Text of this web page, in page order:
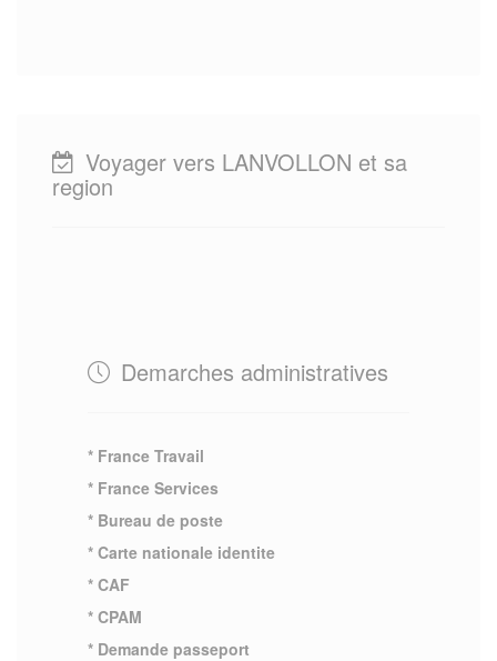
Voyager vers LANVOLLON et sa
region
Demarches administratives
* France Travail
* France Services
* Bureau de poste
* Carte nationale identite
* CAF
* CPAM
* Demande passeport